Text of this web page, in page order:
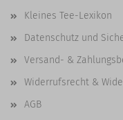
Kleines Tee-Lexikon
Datenschutz und
Versand- &
Widerrufsrecht &
AGB